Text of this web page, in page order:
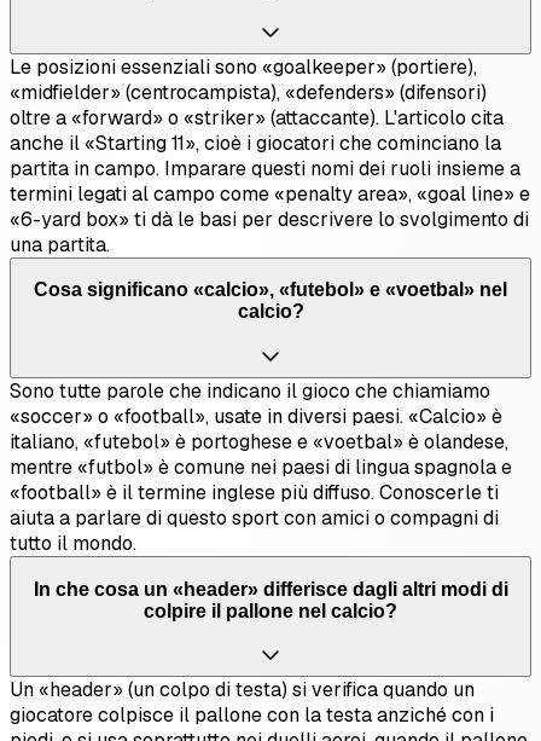
Le posizioni essenziali sono «goalkeeper» (portiere),
«midfielder» (centrocampista), «defenders» (difensori)
oltre a «forward» o «striker» (attaccante). L'articolo cita
anche il «Starting 11», cioè i giocatori che cominciano la
partita in campo. Imparare questi nomi dei ruoli insieme a
termini legati al campo come «penalty area», «goal line» e
«6-yard box» ti dà le basi per descrivere lo svolgimento di
una partita.
Cosa significano «calcio», «futebol» e «voetbal» nel
calcio?
Sono tutte parole che indicano il gioco che chiamiamo
«soccer» o «football», usate in diversi paesi. «Calcio» è
italiano, «futebol» è portoghese e «voetbal» è olandese,
mentre «futbol» è comune nei paesi di lingua spagnola e
«football» è il termine inglese più diffuso. Conoscerle ti
aiuta a parlare di questo sport con amici o compagni di
tutto il mondo.
In che cosa un «header» differisce dagli altri modi di
colpire il pallone nel calcio?
Un «header» (un colpo di testa) si verifica quando un
giocatore colpisce il pallone con la testa anziché con i